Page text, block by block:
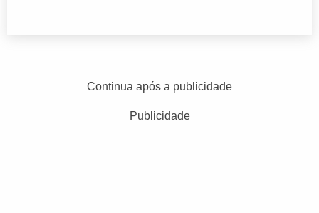
Continua após a publicidade
Publicidade